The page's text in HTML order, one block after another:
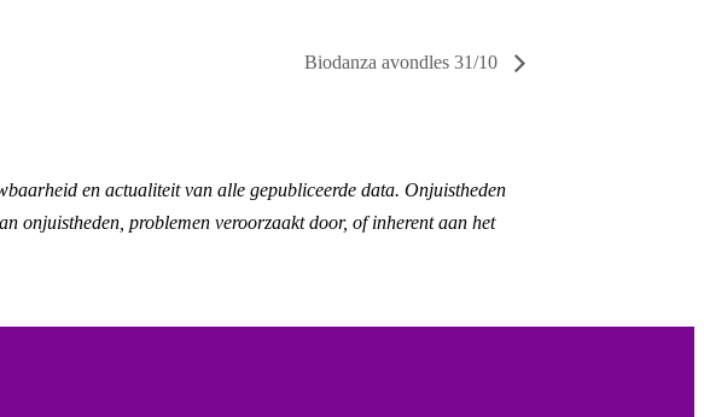
Biodanza avondles 31/10
en actualiteit van alle gepubliceerde data. Onjuistheden
onjuistheden, problemen veroorzaakt door, of inherent aan het